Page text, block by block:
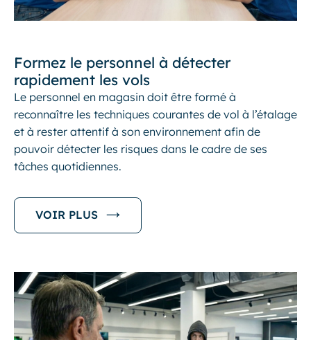
Formez le personnel à détecter
rapidement les vols
Le personnel en magasin doit être formé à
reconnaître les techniques courantes de vol à l’étalage
et à rester attentif à son environnement afin de
pouvoir détecter les risques dans le cadre de ses
tâches quotidiennes.
VOIR PLUS